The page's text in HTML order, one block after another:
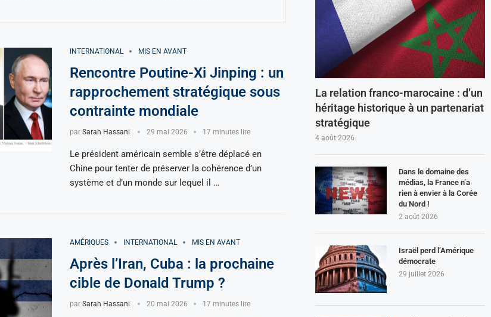
INTERNATIONAL MIS EN AVANT
Rencontre Poutine-Xi Jinping : un
rapprochement stratégique sous
contrainte mondiale
par Sarah Hassani 29 mai 2026 17 minutes lire
Le président américain semble s’être déplacé en
Chine pour tenter de préserver la cohérence d’un
système et d’un monde sur lequel il …
AMÉRIQUES INTERNATIONAL MIS EN AVANT
Après l’Iran, Cuba : la prochaine
cible de Donald Trump ?
par Sarah Hassani 20 mai 2026 17 minutes lire
La relation franco-marocaine : d’un
héritage historique à un partenariat
stratégique
4 août 2026
Dans le domaine des
médias, la France n’a
rien à envier à la Corée
du Nord !
2 août 2026
Israël perd l’Amérique
démocrate
29 juillet 2026